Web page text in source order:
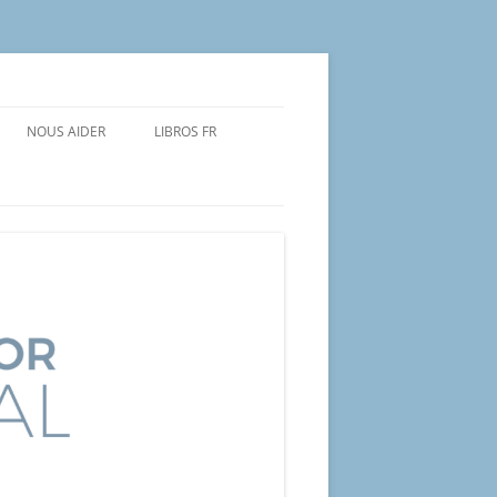
NOUS AIDER LIBROS FR